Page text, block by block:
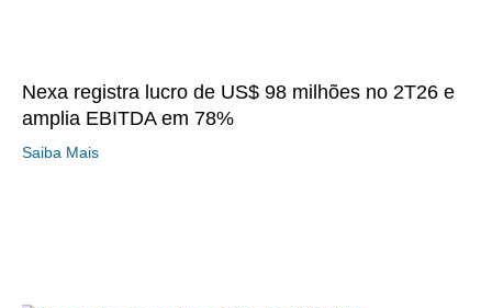
Nexa registra lucro de US$ 98 milhões no 2T26 e
amplia EBITDA em 78%
Saiba Mais